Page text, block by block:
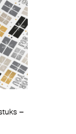
–